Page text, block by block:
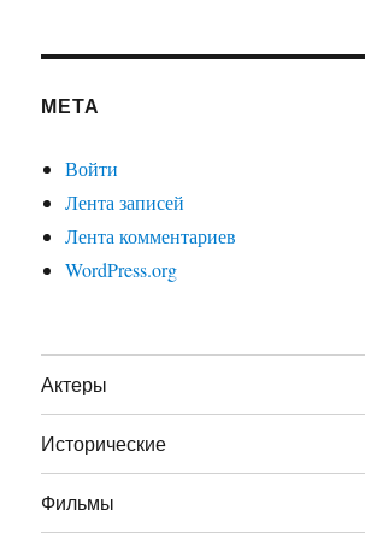
МЕТА
Войти
Лента записей
Лента комментариев
WordPress.org
Актеры
Исторические
Фильмы